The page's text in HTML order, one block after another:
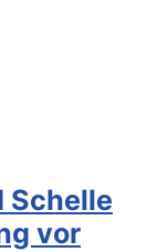
Schelle
vor